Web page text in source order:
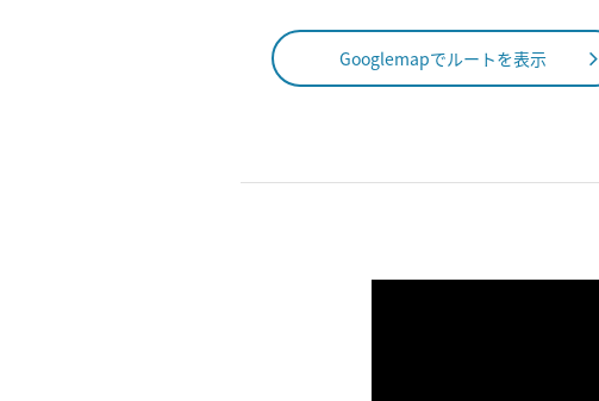
Googlemapでルートを表示